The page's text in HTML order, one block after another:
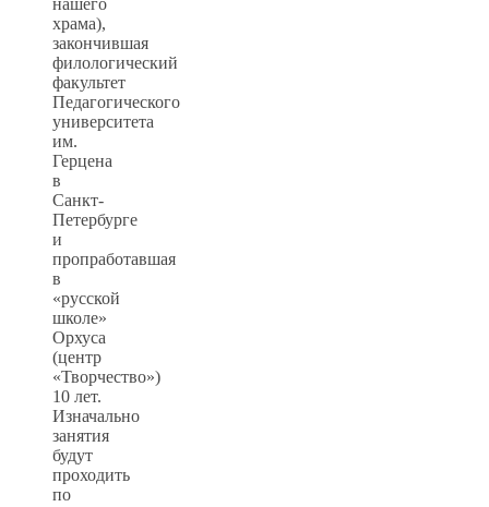
храма),
закончившая
филологический
факультет
Педагогического
университета
им.
Герцена
в
Санкт-
Петербурге
и
пропработавшая
в
«русской
школе»
Орхуса
(центр
«Творчество»)
10 лет.
Изначально
занятия
будут
проходить
по